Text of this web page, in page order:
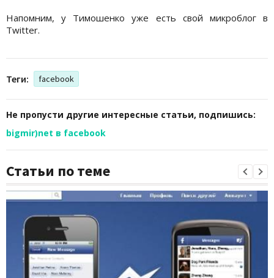
Напомним, у Тимошенко уже есть свой микроблог в
Twitter.
Теги: facebook
Не пропусти другие интересные статьи, подпишись:
bigmir)net в facebook
Статьи по теме